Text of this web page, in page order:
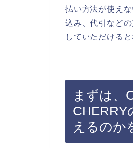
払い方法が使え
込み、代引など
していただけると
まずは、
CHERRY
えるのか